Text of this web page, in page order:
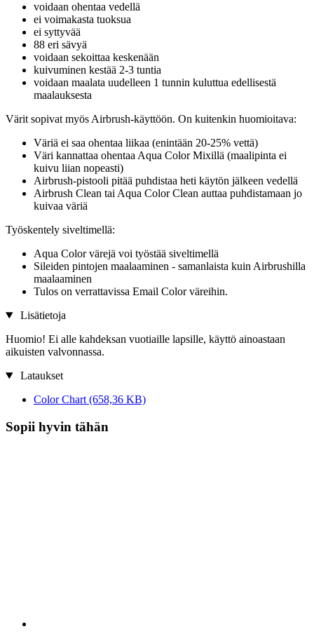
voidaan ohentaa vedellä
ei voimakasta tuoksua
ei syttyvää
88 eri sävyä
voidaan sekoittaa keskenään
kuivuminen kestää 2-3 tuntia
voidaan maalata uudelleen 1 tunnin kuluttua edellisestä
maalauksesta
Värit sopivat myös Airbrush-käyttöön. On kuitenkin huomioitava:
Väriä ei saa ohentaa liikaa (enintään 20-25% vettä)
Väri kannattaa ohentaa Aqua Color Mixillä (maalipinta ei
kuivu liian nopeasti)
Airbrush-pistooli pitää puhdistaa heti käytön jälkeen vedellä
Airbrush Clean tai Aqua Color Clean auttaa puhdistamaan jo
kuivaa väriä
Työskentely siveltimellä:
Aqua Color värejä voi työstää siveltimellä
Sileiden pintojen maalaaminen - samanlaista kuin Airbrushilla
maalaaminen
Tulos on verrattavissa Email Color väreihin.
Lisätietoja
Huomio! Ei alle kahdeksan vuotiaille lapsille, käyttö ainoastaan
aikuisten valvonnassa.
Lataukset
Color Chart (658,36 KB)
Sopii hyvin tähän